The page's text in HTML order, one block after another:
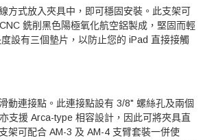
方式放入夾具中，即可穩固安裝。此支架可
銑削黑色陽極氧化航空鋁製成，堅固而輕
設有三個墊片，以防止您的 iPad 直接接觸
動連接點。此連接點設有 3/8" 螺絲孔及兩個
支援 Arca-type 相容設計，因此可將夾具直
架可配合 AM-3 及 AM-4 支臂套裝一併使